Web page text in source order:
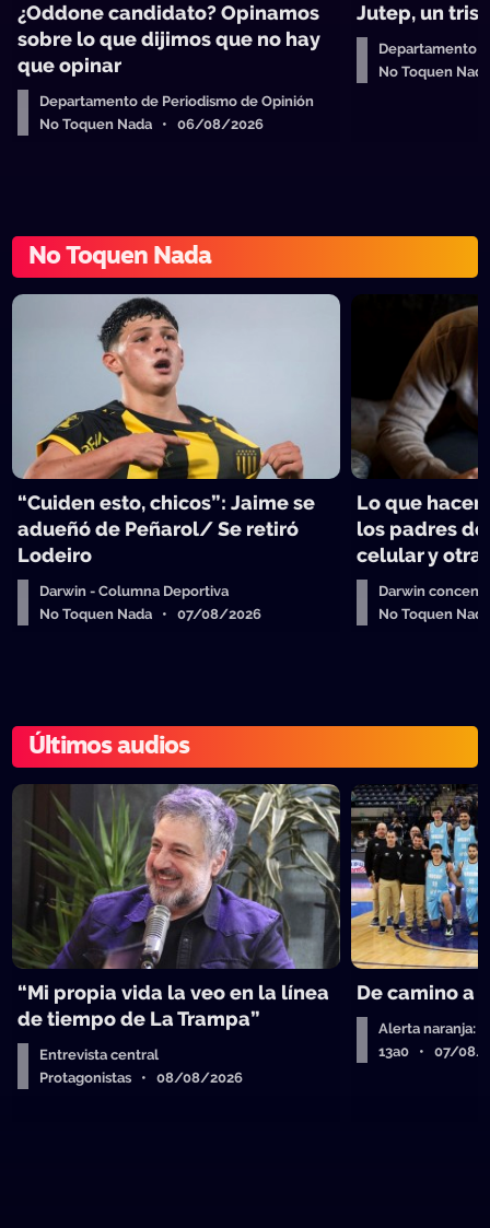
¿Oddone candidato? Opinamos
sobre lo que dijimos que no hay
que opinar
Departamento de Periodismo de Opinión
No Toquen Nada • 06/08/2026
Jutep, un
Departamento
No Toquen
No Toquen Nada
“Cuiden esto, chicos”: Jaime se
adueñó de Peñarol/ Se retiró
Lodeiro
Darwin - Columna Deportiva
No Toquen Nada • 07/08/2026
Lo que
los padres
celular y
Darwin
No Toquen
Últimos audios
“Mi propia vida la veo en la línea
de tiempo de La Trampa”
Entrevista central
Protagonistas • 08/08/2026
De camino a
Alerta naranja:
13a0 • 07/08/